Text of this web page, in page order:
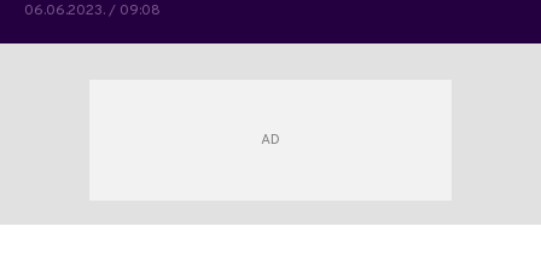
06.06.2023. / 09:08